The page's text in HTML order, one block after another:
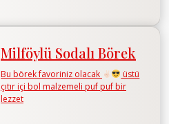
Milföylü Sodalı Börek
Bu börek favoriniz olacak
üstü
çıtır içi bol malzemeli puf puf bir
lezzet